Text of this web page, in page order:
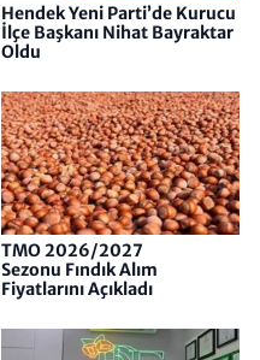
Hendek Yeni Parti’de Kurucu
İlçe Başkanı Nihat Bayraktar
Oldu
TMO 2026/2027
Sezonu Fındık Alım
Fiyatlarını Açıkladı